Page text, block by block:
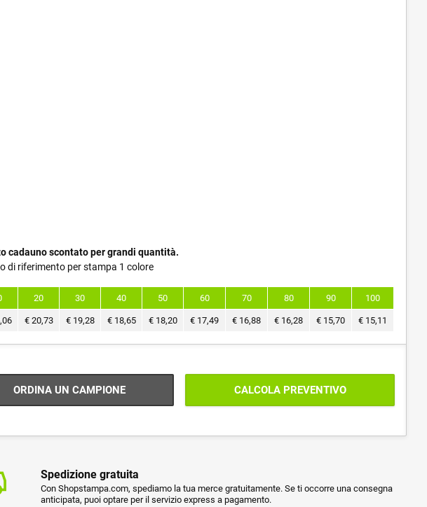
cadauno scontato per grandi quantità.
di riferimento per stampa 1 colore
20 30 40 50 60 70 80 90 100
€ 20,73 € 19,28 € 18,65 € 18,20 € 17,49 € 16,88 € 16,28 € 15,70 € 15,11
ORDINA UN CAMPIONE CALCOLA PREVENTIVO
Spedizione gratuita
Con Shopstampa.com, spediamo la tua merce gratuitamente. Se ti occorre una consegna
anticipata, puoi optare per il servizio express a pagamento.